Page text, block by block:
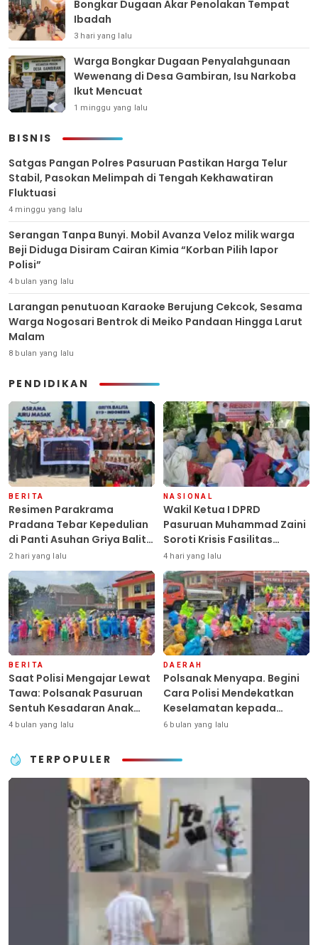
Bongkar Dugaan Akar Penolakan Tempat
Ibadah
3 hari yang lalu
Warga Bongkar Dugaan Penyalahgunaan
Wewenang di Desa Gambiran, Isu Narkoba
Ikut Mencuat
1 minggu yang lalu
BISNIS
Satgas Pangan Polres Pasuruan Pastikan Harga Telur
Stabil, Pasokan Melimpah di Tengah Kekhawatiran
Fluktuasi
4 minggu yang lalu
Serangan Tanpa Bunyi. Mobil Avanza Veloz milik warga
Beji Diduga Disiram Cairan Kimia “Korban Pilih lapor
Polisi”
4 bulan yang lalu
Larangan penutuoan Karaoke Berujung Cekcok, Sesama
Warga Nogosari Bentrok di Meiko Pandaan Hingga Larut
Malam
8 bulan yang lalu
PENDIDIKAN
BERITA
Resimen Parakrama
Pradana Tebar Kepedulian
di Panti Asuhan Griya Balita
SYD, Peluk Hangat Balita
Terlantar “POLRI Hadir
Dengan Hati”
2 hari yang lalu
NASIONAL
Wakil Ketua I DPRD
Pasuruan Muhammad Zaini
Soroti Krisis Fasilitas
Sekolah di Tengah Efisiensi
Anggaran
4 hari yang lalu
BERITA
Saat Polisi Mengajar Lewat
Tawa: Polsanak Pasuruan
Sentuh Kesadaran Anak
Sejak Dini
4 bulan yang lalu
DAERAH
Polsanak Menyapa. Begini
Cara Polisi Mendekatkan
Keselamatan kepada
Generasi Sejak Usia Dini
6 bulan yang lalu
TERPOPULER